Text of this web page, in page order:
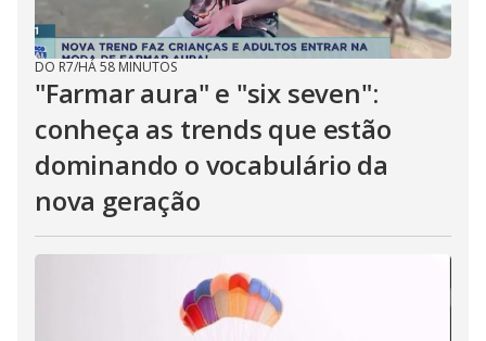
DO R7/HÁ 58 MINUTOS
"Farmar aura" e "six seven":
conheça as trends que estão
dominando o vocabulário da
nova geração